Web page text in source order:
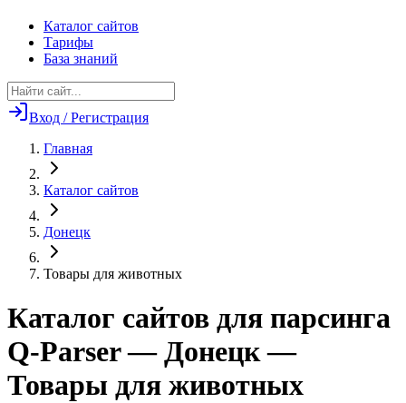
Каталог сайтов
Тарифы
База знаний
Вход / Регистрация
Главная
Каталог сайтов
Донецк
Товары для животных
Каталог сайтов для парсинга
Q-Parser— Донецк —
Товары для животных